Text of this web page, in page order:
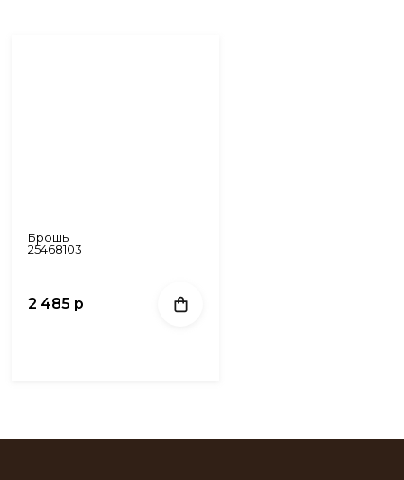
Брошь
25468103
2 485 р